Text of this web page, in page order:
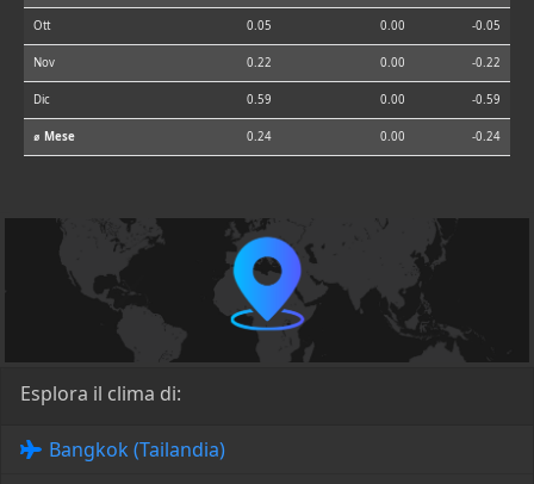
Ott 0.05 0.00 -0.05
Nov 0.22 0.00 -0.22
Dic 0.59 0.00 -0.59
⌀ Mese 0.24 0.00 -0.24
Esplora il clima di:
Bangkok (Tailandia)